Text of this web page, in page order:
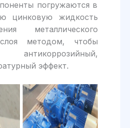
погружаются в
цинковую жидкость
металлического
методом, чтобы
эффект.